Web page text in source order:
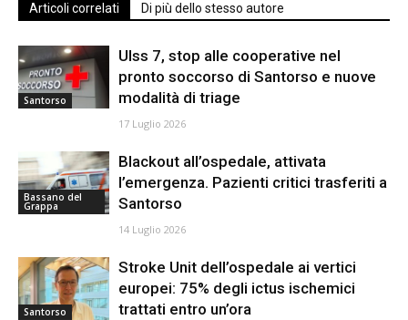
Articoli correlati Di più dello stesso autore
Santorso
Ulss 7, stop alle cooperative nel
pronto soccorso di Santorso e nuove
modalità di triage
17 Luglio 2026
Bassano del
Grappa
Blackout all’ospedale, attivata
l’emergenza. Pazienti critici trasferiti a
Santorso
14 Luglio 2026
Santorso
Stroke Unit dell’ospedale ai vertici
europei: 75% degli ictus ischemici
trattati entro un’ora